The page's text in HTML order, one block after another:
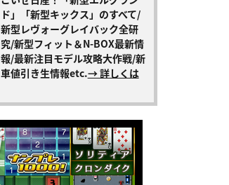
ド」「新型キックス」のすべて/
新型レヴォーグレイバック全研
究/新型フィット＆N-BOX最新情
報/最新注目モデル攻略大作戦/新
車値引き生情報etc.→ 詳しくは